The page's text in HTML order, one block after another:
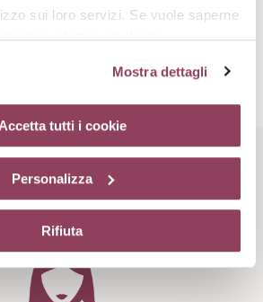
sui loro servizi. Se vuole saperne
a tutti o ad alcuni
tutti i cookie”. Se non vuole i
può negare il consenso sul tasto
questo banner tramite l’apposito
la navigazione del sito in
Mostra dettagli
Accetta tutti i cookie
Personalizza
Rifiuta
Vengono inoltre disidratate per
in profondità. Qui si rigonfiano e,
pelle un effetto rimpolpante.
di bellezza